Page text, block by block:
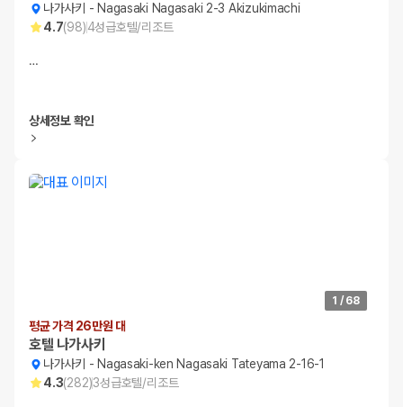
나가사키 - Nagasaki Nagasaki 2-3 Akizukimachi
4.7(98)4성급호텔/리조트
…
상세정보 확인
1 / 68
평균 가격 26만원 대
호텔 나가사키
나가사키 - Nagasaki-ken Nagasaki Tateyama 2-16-1
4.3(282)3성급호텔/리조트